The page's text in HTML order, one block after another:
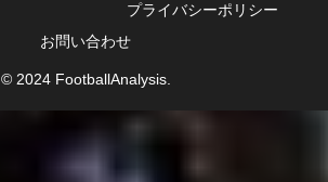
プライバシーポリシー
お問い合わせ
© 2024 FootballAnalysis.